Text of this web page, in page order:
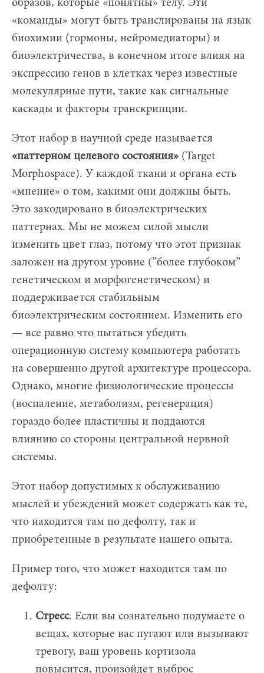
образов, которые «понятны» телу. Эти
«команды» могут быть транслированы на язык
биохимии (гормоны, нейромедиаторы) и
биоэлектричества, в конечном итоге влияя на
экспрессию генов в клетках через известные
молекулярные пути, такие как сигнальные
каскады и факторы транскрипции.
Этот набор в научной среде называется
«паттерном целевого состояния» (Target
Morphospace). У каждой ткани и органа есть
«мнение» о том, какими они должны быть.
Это закодировано в биоэлектрических
паттернах. Мы не можем силой мысли
изменить цвет глаз, потому что этот признак
заложен на другом уровне (”более глубоком”
генетическом и морфогенетическом) и
поддерживается стабильным
биоэлектрическим состоянием. Изменить его
— все равно что пытаться убедить
операционную систему компьютера работать
на совершенно другой архитектуре процессора.
Однако, многие физиологические процессы
(воспаление, метаболизм, регенерация)
гораздо более пластичны и поддаются
влиянию со стороны центральной нервной
системы.
Этот набор допустимых к обслуживанию
мыслей и убеждений может содержать как те,
что находится там по дефолту, так и
приобретенные в результате нашего опыта.
Пример того, что может находится там по
дефолту:
Стресс. Если вы сознательно подумаете о
вещах, которые вас пугают или вызывают
тревогу, ваш уровень кортизола
повысится, произойдет выброс